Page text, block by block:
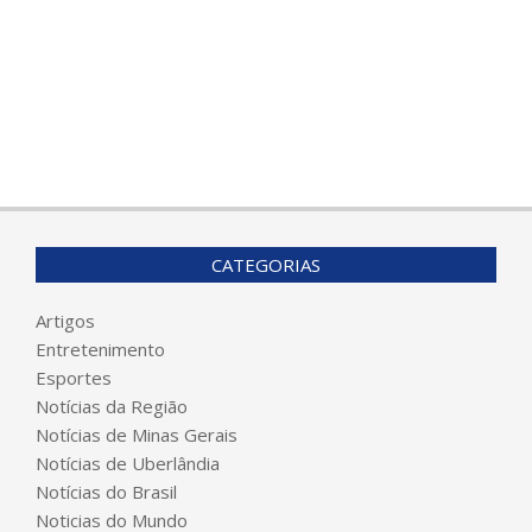
CATEGORIAS
Artigos
Entretenimento
Esportes
Notícias da Região
Notícias de Minas Gerais
Notícias de Uberlândia
Notícias do Brasil
Noticias do Mundo